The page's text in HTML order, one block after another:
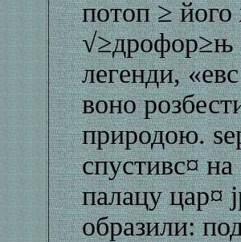
потоп ≥
√≥дрофор≥њ
легенди,
воно
природою.
спустивс¤
палацу цар¤
образили: